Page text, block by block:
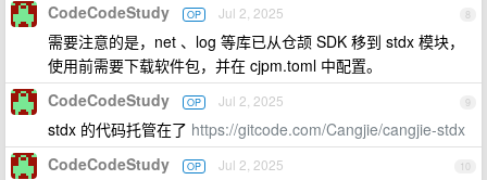
8
CodeCodeStudy OP Jul 2, 2025
需要注意的是，net 、log 等库已从仓颉 SDK 移到 stdx 模块，
使用前需要下载软件包，并在 cjpm.toml 中配置。
9
CodeCodeStudy OP Jul 2, 2025
stdx 的代码托管在了 https://gitcode.com/Cangjie/cangjie-stdx
10
CodeCodeStudy OP Jul 2, 2025